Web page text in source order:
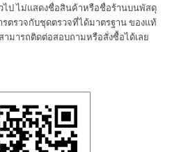
ป ไม่แสดงชื่อสินค้าหรือชื่อร้านบนพัสดุ
ตรวจกับชุดตรวจที่ได้มาตรฐาน ของแท้
มารถติดต่อสอบถามหรือสั่งซื้อได้เลย